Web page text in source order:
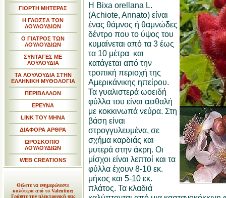
ΓΙΟΡΤΗ ΜΗΤΕΡΑΣ
Η ΓΛΩΣΣΑ ΤΩΝ
ΛΟΥΛΟΥΔΙΩΝ
Ο ΓΙΑΤΡΟΣ ΤΩΝ
ΛΟΥΛΟΥΔΙΩΝ
ΣΥΝΤΑΓΕΣ ΜΕ
ΛΟΥΛΟΥΔΙΑ
ΤΑ ΛΟΥΛΟΥΔΙΑ ΣΤΗΝ
ΕΛΛΗΝΙΚΗ ΜΥΘΟΛΟΓΙΑ
ΠΕΡΙΒΑΛΛΟΝ
ΕΡΕΥΝΑ
LINK TOY MHNA
ΔΙΑΦΟΡΑ ΑΡΘΡΑ
ΩΡΟΣΚΟΠΙΟ
ΛΟΥΛΟΥΔΙΩΝ
WEB CREATIONS
Θέλετε να ενημερώνεστε
καλύτερα από το Valentine;
Γράψτε την ηλεκτρονική σας
Η Bixa orellana L.
(Achiote, Annato) είναι
ένας θάμνος ή θαμνώδες
δέντρο που το ύψος του
κυμαίνεται από τα 3 έως
τα 10 μέτρα και
κατάγεται από την
τροπική περιοχή της
Αμερικάνικης ηπείρου.
Τα γυαλιστερά ωοειδή
φύλλα του είναι αειθαλή
με κοκκινωπά νεύρα. Στη
βάση είναι
στρογγυλευμένα, σε
σχήμα καρδιάς και
μυτερά στην άκρη. Οι
μίσχοι είναι λεπτοί και τα
φύλλα έχουν 8-10 εκ.
μήκος και 5-10 εκ.
πλάτος. Τα κλαδιά